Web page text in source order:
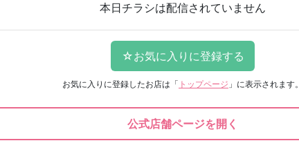
本日チラシは配信されていません
お気に入りに登録したお店は 「 トップページ 」に表示されます。
公式店舗ページを開く